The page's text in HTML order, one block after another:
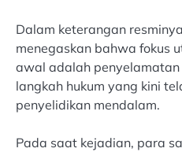
Dalam keterangan
menegaskan bahwa fokus
awal adalah
langkah hukum yang kini
penyelidikan mendalam.
Pada saat kejadian, para